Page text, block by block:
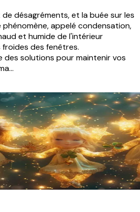
désagréments, et la buée sur les
appelé condensation,
et humide de l'intérieur
des fenêtres.
des solutions pour maintenir vos